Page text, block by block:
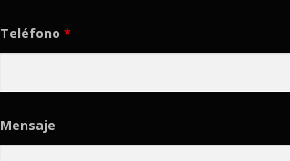
Teléfono *
Mensaje